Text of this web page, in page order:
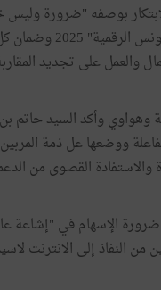
بوصفه "ضرورة وليس
وان تونس بوصفها في غير معزلة عن العالم فإنها مطالبة بمواصلة العمل على "استراتيجية تونس
والعمل على تجديد
وهواوي وأكد السيد حاتم بن
ووضعها عل ذمة المربين
والاستفادة القصوى من
الإسهام في "إشاعة
النفاذ إلى الانترنت